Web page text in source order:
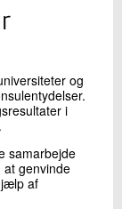
og
i
samarbejde
at genvinde
af